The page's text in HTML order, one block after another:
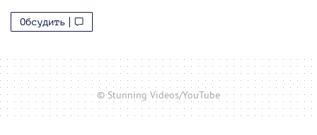
Обсудить
© Stunning Videos/YouTube